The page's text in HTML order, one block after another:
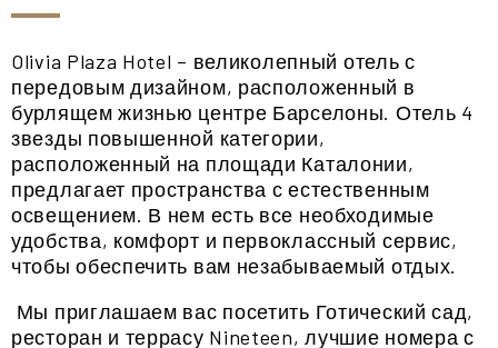
Olivia Plaza Hotel – великолепный отель с
передовым дизайном, расположенный в
бурлящем жизнью центре Барселоны. Отель 4
звезды повышенной категории,
расположенный на площади Каталонии,
предлагает пространства с естественным
освещением. В нем есть все необходимые
удобства, комфорт и первоклассный сервис,
чтобы обеспечить вам незабываемый отдых.
Мы приглашаем вас посетить Готический сад,
ресторан и террасу Nineteen, лучшие номера с